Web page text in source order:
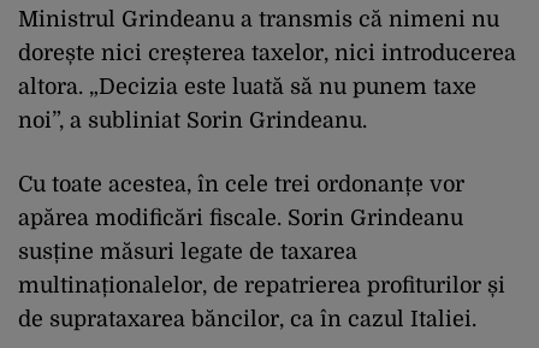
Ministrul Grindeanu a transmis că nimeni nu
dorește nici creșterea taxelor, nici introducerea
altora. „Decizia este luată să nu punem taxe
noi”, a subliniat Sorin Grindeanu.
Cu toate acestea, în cele trei ordonanțe vor
apărea modificări fiscale. Sorin Grindeanu
susține măsuri legate de taxarea
multinaționalelor, de repatrierea profiturilor și
de suprataxarea băncilor, ca în cazul Italiei.